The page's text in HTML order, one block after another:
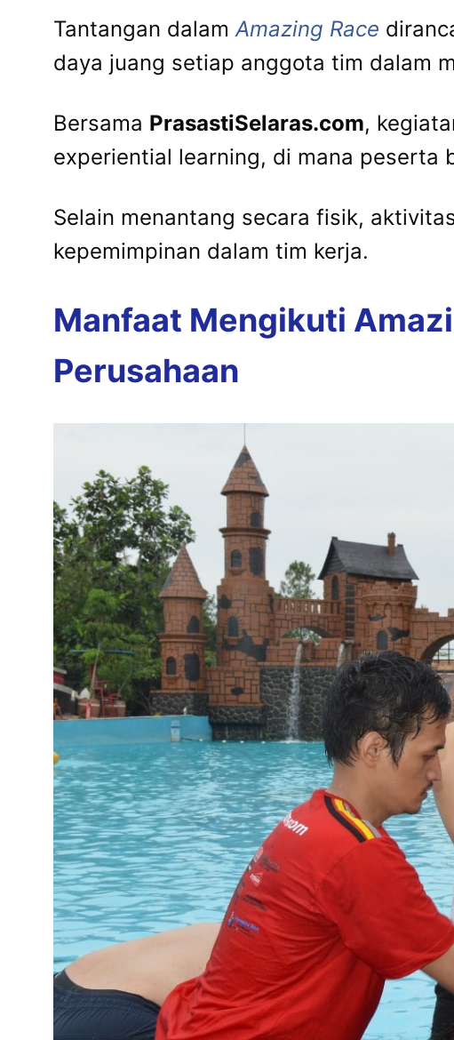
Tantangan dalamAmazing Race
daya juang setiap anggota tim dalam
Bersama PrasastiSelaras.com,
experiential learning, di mana peserta
Selain menantang secara fisik,
kepemimpinan dalam tim kerja.
Manfaat Mengikuti
Perusahaan